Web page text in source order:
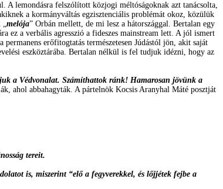
A lemondásra felszólított közjogi méltóságoknak azt tanácsolta,
a kormányváltás egzisztenciális problémát okoz, közülük
„melója” Orbán mellett, de mi lesz a hátországgal. Bertalan egy
ez a verbális agresszió a fideszes mainstream lett. A jól ismert
erőfitogtatás természetesen Júdástól jön, akit saját
eszköztárába. Bertalan nélkül is fel tudjuk idézni, hogy az
a Védvonalat. Számíthattok ránk! Hamarosan jövünk a
ahol abbahagyták. A pártelnök Kocsis Aranyhal Máté posztját
tereit.
is, miszerint “elő a fegyverekkel, és lőjjétek fejbe a